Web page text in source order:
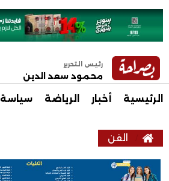
رئيس التحرير
محمود سعد الدين
الرئيسية أخبار الرياضة سياسة
الفن